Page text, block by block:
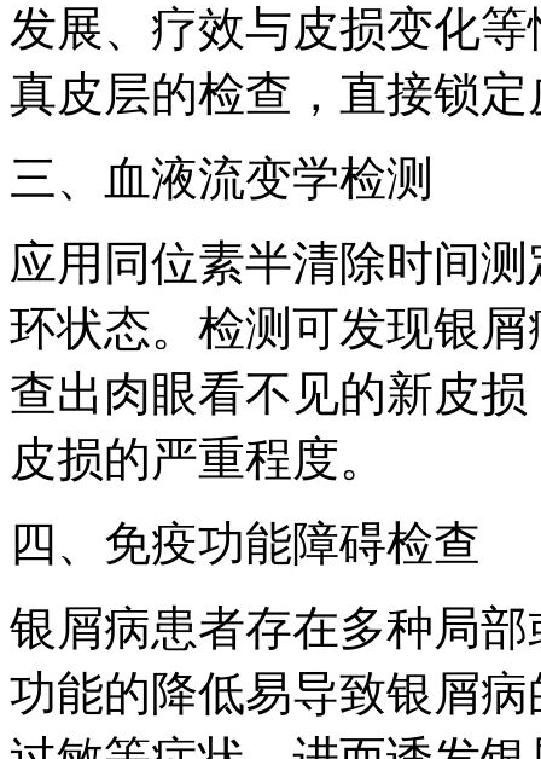
发展、疗效与皮损变化
真皮层的检查，直接锁
三、血液流变学检测
应用同位素半清除时间
环状态。检测可发现银
查出肉眼看不见的新皮
皮损的严重程度。
四、免疫功能障碍检查
银屑病患者存在多种局
功能的降低易导致银屑